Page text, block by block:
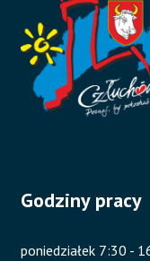
Godziny pracy
poniedziałek 7:30 -